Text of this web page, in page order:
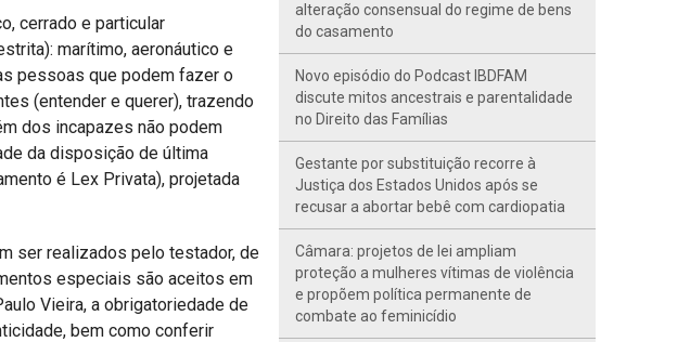
cerrado e particular
marítimo, aeronáutico e
pessoas que podem fazer o
(entender e querer), trazendo
dos incapazes não podem
da disposição de última
é Lex Privata), projetada
ser realizados pelo testador, de
especiais são aceitos em
Vieira, a obrigatoriedade de
bem como conferir
alteração consensual do regime de bens
do casamento
Novo episódio do Podcast IBDFAM
discute mitos ancestrais e parentalidade
no Direito das Famílias
Gestante por substituição recorre à
Justiça dos Estados Unidos após se
recusar a abortar bebê com cardiopatia
Câmara: projetos de lei ampliam
proteção a mulheres vítimas de violência
e propõem política permanente de
combate ao feminicídio